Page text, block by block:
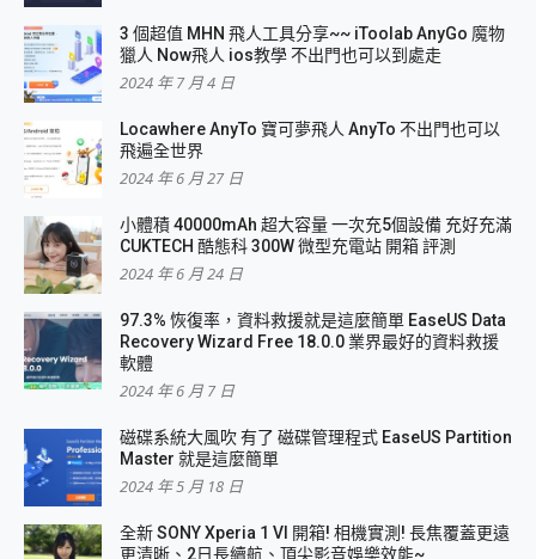
3 個超值 MHN 飛人工具分享~~ iToolab AnyGo 魔物
獵人 Now飛人 ios教學 不出門也可以到處走
2024 年 7 月 4 日
Locawhere AnyTo 寶可夢飛人 AnyTo 不出門也可以
飛遍全世界
2024 年 6 月 27 日
小體積 40000mAh 超大容量 一次充5個設備 充好充滿
CUKTECH 酷態科 300W 微型充電站 開箱 評測
2024 年 6 月 24 日
97.3% 恢復率，資料救援就是這麼簡單 EaseUS Data
Recovery Wizard Free 18.0.0 業界最好的資料救援
軟體
2024 年 6 月 7 日
磁碟系統大風吹 有了 磁碟管理程式 EaseUS Partition
Master 就是這麼簡單
2024 年 5 月 18 日
全新 SONY Xperia 1 VI 開箱! 相機實測! 長焦覆蓋更遠
更清晰、2日長續航、頂尖影音娛樂效能~